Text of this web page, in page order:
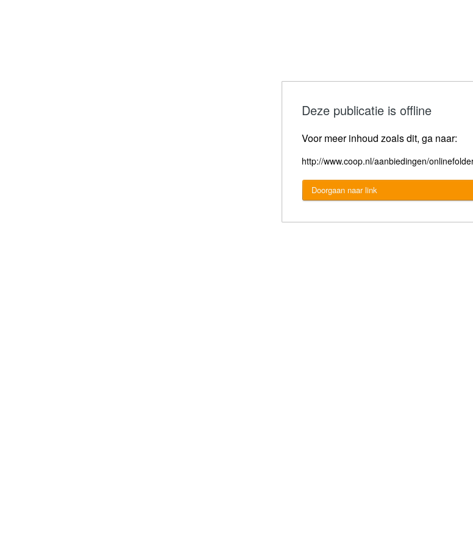
Deze publicatie is offline
Voor meer inhoud zoals dit, ga naar:
http://www.coop.nl/aanbiedingen/
Doorgaan naar link